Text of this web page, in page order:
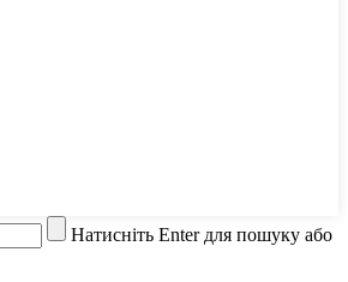
Натисніть Enter для пошуку або